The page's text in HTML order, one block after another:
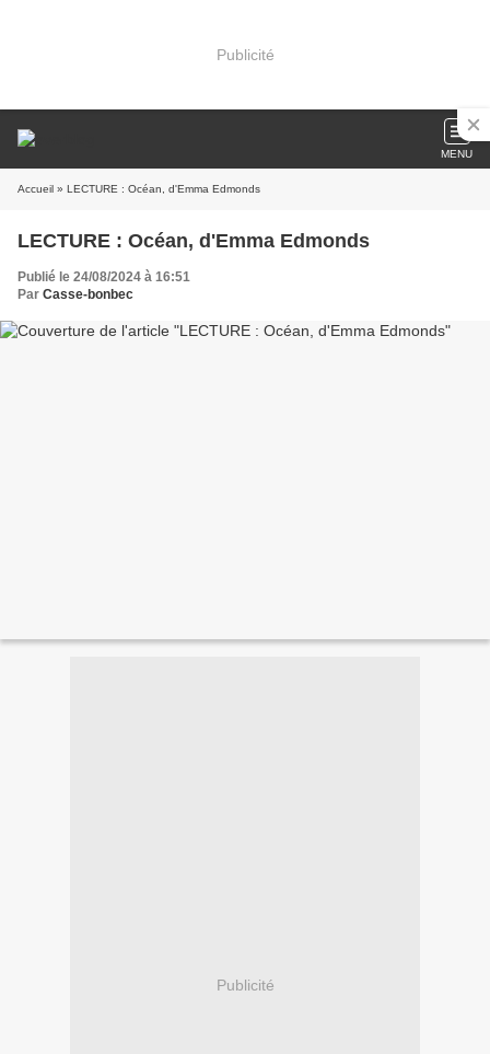
Publicité
MENU
Accueil » LECTURE : Océan, d'Emma Edmonds
LECTURE : Océan, d'Emma Edmonds
Publié le 24/08/2024 à 16:51
Par Casse-bonbec
Publicité